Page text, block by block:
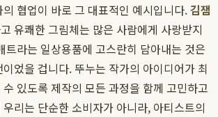
협업이 바로 그 대표적인 예시입니다.김잼
유쾌한 그림체는 많은 사람에게 사랑받지
트라는 일상용품에 고스란히 담아내는 것은
었을 겁니다. 뚜누는 작가의 아이디어가 최
있도록 제작의 모든 과정을 함께 고민하고
리는 단순한 소비자가 아니라, 아티스트의